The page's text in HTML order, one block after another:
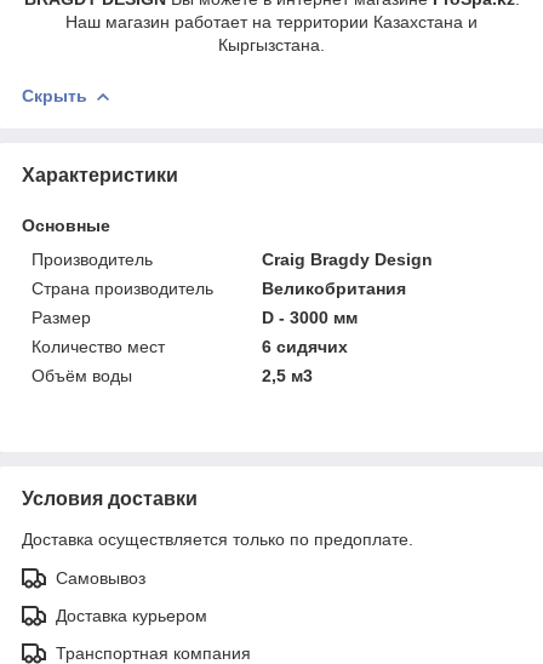
Наш магазин работает на территории Казахстана и
Кыргызстана.
Скрыть
Характеристики
Основные
Производитель
Craig Bragdy Design
Страна производитель
Великобритания
Размер
D - 3000 мм
Количество мест
6 сидячих
Объём воды
2,5 м3
Условия доставки
Доставка осуществляется только по предоплате.
Самовывоз
Доставка курьером
Транспортная компания